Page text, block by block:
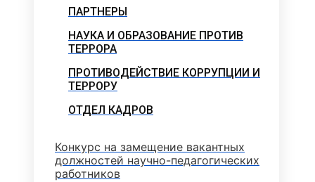
ПАРТНЕРЫ
НАУКА И ОБРАЗОВАНИЕ ПРОТИВ
ТЕРРОРА
ПРОТИВОДЕЙСТВИЕ КОРРУПЦИИ И
ТЕРРОРУ
ОТДЕЛ КАДРОВ
Конкурс на замещение вакантных
должностей научно-педагогических
работников